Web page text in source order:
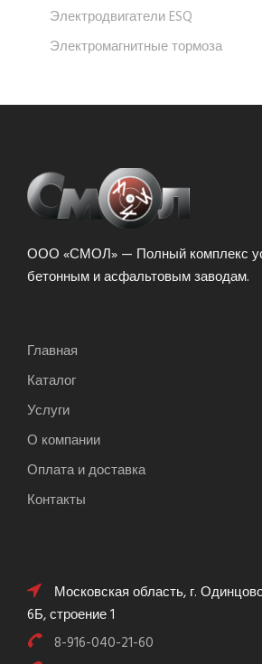
Электродвигатели ESQ
Электромагнитные тормоза
ООО «СМОЛ» — Полный комплекс
бетонным и асфальтовым заводам.
Главная
Каталог
Услуги
О компании
Оплата и доставка
Контакты
Московская область, г.
6Б, строение 1
8-916-040-21-60